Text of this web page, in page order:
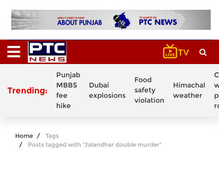
Trending:
Punjab
MBBS
fee
hike
Dubai
explosions
Food
safety
violation
Himachal
weather
Home
Tags
Posts tagged with "Jalandhar double murder"